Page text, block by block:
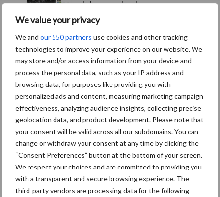
We value your privacy
We and our 550 partners use cookies and other tracking
technologies to improve your experience on our website. We
may store and/or access information from your device and
process the personal data, such as your IP address and
browsing data, for purposes like providing you with
personalized ads and content, measuring marketing campaign
effectiveness, analyzing audience insights, collecting precise
geolocation data, and product development. Please note that
your consent will be valid across all our subdomains. You can
change or withdraw your consent at any time by clicking the
“Consent Preferences” button at the bottom of your screen.
We respect your choices and are committed to providing you
with a transparent and secure browsing experience. The
third-party vendors are processing data for the following
deloonwerker.be
20 dec
Wettelijke aanvaardingsplicht
batterijen
17 dec Engcon lanceert EC02 Basic
17 dec
"Universele componenten en
hufterproof"